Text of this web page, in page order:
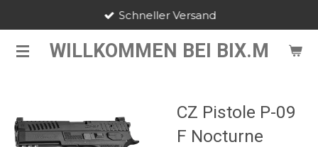
springen WILLKOMMEN BEI BIX.M
Schneller Versand
CZ Pistole P-09
F Nocturne